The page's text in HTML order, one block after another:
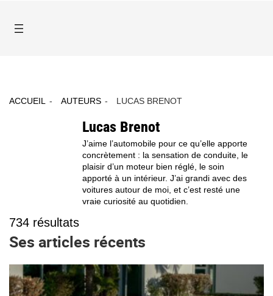
ACCUEIL AUTEURS LUCAS BRENOT
Lucas Brenot
J’aime l’automobile pour ce qu’elle apporte
concrètement : la sensation de conduite, le
plaisir d’un moteur bien réglé, le soin
apporté à un intérieur. J’ai grandi avec des
voitures autour de moi, et c’est resté une
vraie curiosité au quotidien.
734 résultats
Ses articles récents